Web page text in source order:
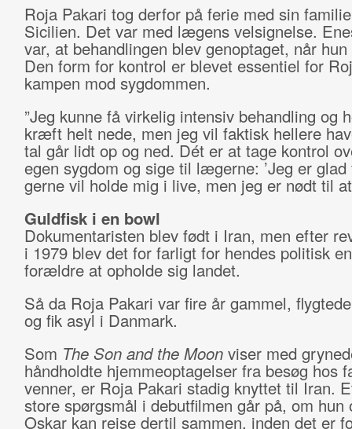
Roja Pakari tog derfor på ferie med sin
Sicilien. Det var med lægens velsignelse.
var, at behandlingen blev genoptaget, når
Den form for kontrol er blevet essentiel for
kampen mod sygdommen.
”Jeg kunne få virkelig intensiv behandling og
kræft helt nede, men jeg vil faktisk hellere
tal går lidt op og ned. Dét er at tage kontrol
egen sygdom og sige til lægerne: ’Jeg er
gerne vil holde mig i live, men jeg er nødt til at
Guldfisk i en bowl
Dokumentaristen blev født i Iran, men efter
i 1979 blev det for farligt for hendes politisk
forældre at opholde sig landet.
Så da Roja Pakari var fire år gammel,
og fik asyl i Danmark.
Som The Son and the Moonviser med
håndholdte hjemmeoptagelser fra besøg hos
venner, er Roja Pakari stadig knyttet til Iran.
store spørgsmål i debutfilmen går på, om hun
Oskar kan rejse dertil sammen, inden det er